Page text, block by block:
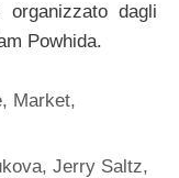
dagli
Powhida.
, Market,
,Jerry Saltz,